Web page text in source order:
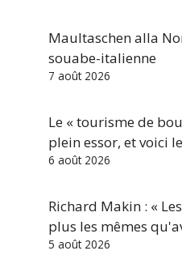
Maultaschen alla
souabe-italienne
7 août 2026
Le « tourisme de
plein essor, et voici
6 août 2026
Richard Makin : «
plus les mêmes
5 août 2026